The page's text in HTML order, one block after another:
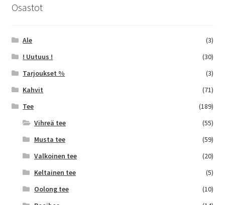
Osastot
Ale
(3)
! Uutuus !
(30)
Tarjoukset %
(3)
Kahvit
(71)
Tee
(189)
Vihreä tee
(55)
Musta tee
(59)
Valkoinen tee
(20)
Keltainen tee
(5)
Oolong tee
(10)